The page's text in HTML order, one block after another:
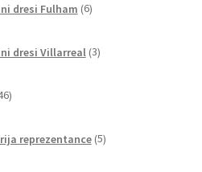
dresi Fulham 6izdelkov
dresi Villarreal 3izdelki
izdelkov
reprezentance 5izdelkov